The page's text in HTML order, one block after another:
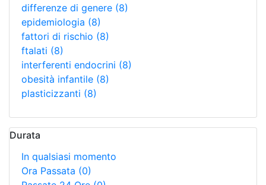
differenze di genere (8)
epidemiologia (8)
fattori di rischio (8)
ftalati (8)
interferenti endocrini (8)
obesità infantile (8)
plasticizzanti (8)
Durata
In qualsiasi momento
Ora Passata (0)